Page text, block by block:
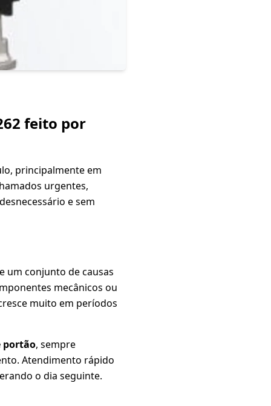
feito por
principalmente em
urgentes,
e sem
um conjunto de causas
mecânicos ou
muito em períodos
portão, sempre
Atendimento rápido
o dia seguinte.